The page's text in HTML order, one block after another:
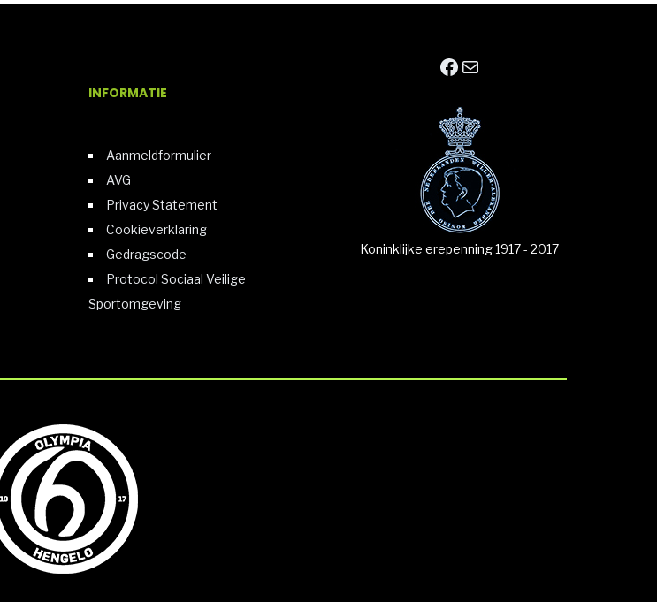
INFORMATIE
Aanmeldformulier
AVG
Privacy Statement
Cookieverklaring
Gedragscode
Protocol Sociaal Veilige
Sportomgeving
Facebook
E-mail
Koninklijke erepenning 1917 - 2017